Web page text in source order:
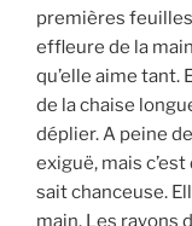
premières
effleure de la
qu’elle aime tant.
de la chaise
déplier. A peine
exiguë, mais
sait chanceuse.
main. Les rayons